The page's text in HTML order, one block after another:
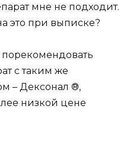
мне не подходит.
это при выписке?
порекомендовать
с таким же
– Дексонал ®,
низкой цене